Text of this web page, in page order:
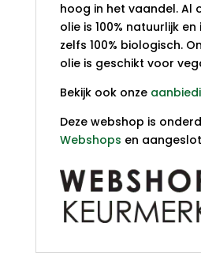
hoog in het vaandel. Al
olie is 100% natuurlijk
zelfs 100% biologisch.
olie is geschikt voor
Bekijk ook onze
Deze webshop is
Webshops en